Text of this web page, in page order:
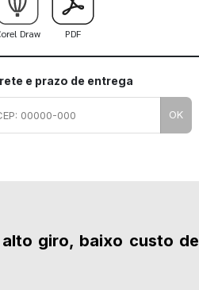
Draw PDF
e prazo de entrega
OK
giro, baixo custo